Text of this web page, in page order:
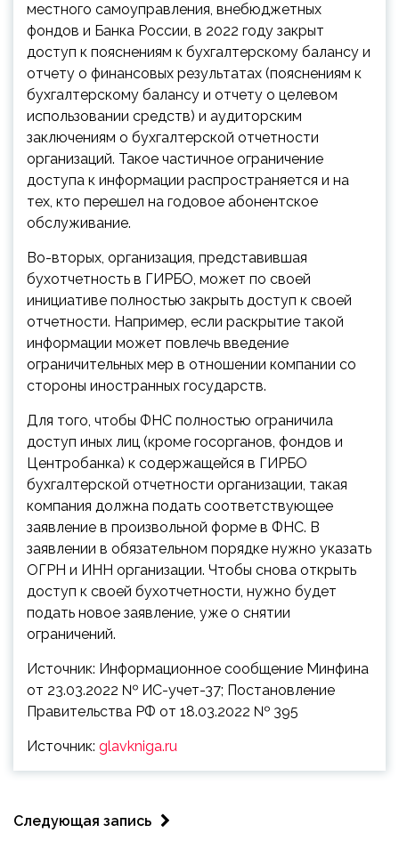
местного самоуправления, внебюджетных
фондов и Банка России, в 2022 году закрыт
доступ к пояснениям к бухгалтерскому балансу и
отчету о финансовых результатах (пояснениям к
бухгалтерскому балансу и отчету о целевом
использовании средств) и аудиторским
заключениям о бухгалтерской отчетности
организаций. Такое частичное ограничение
доступа к информации распространяется и на
тех, кто перешел на годовое абонентское
обслуживание.
Во-вторых, организация, представившая
бухотчетность в ГИРБО, может по своей
инициативе полностью закрыть доступ к своей
отчетности. Например, если раскрытие такой
информации может повлечь введение
ограничительных мер в отношении компании со
стороны иностранных государств.
Для того, чтобы ФНС полностью ограничила
доступ иных лиц (кроме госорганов, фондов и
Центробанка) к содержащейся в ГИРБО
бухгалтерской отчетности организации, такая
компания должна подать соответствующее
заявление в произвольной форме в ФНС. В
заявлении в обязательном порядке нужно указать
ОГРН и ИНН организации. Чтобы снова открыть
доступ к своей бухотчетности, нужно будет
подать новое заявление, уже о снятии
ограничений.
Источник: Информационное сообщение Минфина
от 23.03.2022 № ИС-учет-37; Постановление
Правительства РФ от 18.03.2022 № 395
Источник: glavkniga.ru
Следующая запись